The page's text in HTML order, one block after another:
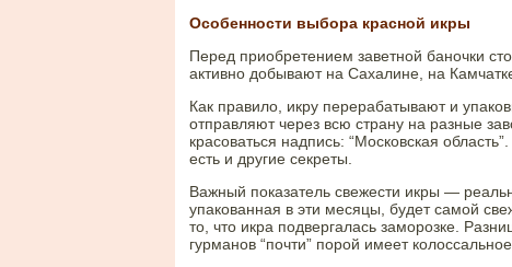
Особенности выбора красной икры
Перед приобретением заветной баночки
активно добывают на Сахалине, на
Как правило, икру перерабатывают и
отправляют через всю страну на разные
красоваться надпись: “Московская
есть и другие секреты.
Важный показатель свежести икры —
упакованная в эти месяцы, будет самой
то, что икра подвергалась заморозке.
гурманов “почти” порой имеет